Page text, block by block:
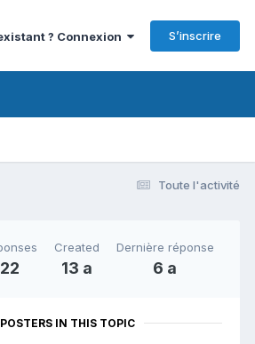
? Connexion S’inscrire
Toute l'activité
22
Created
13 a
Dernière réponse
6 a
IN THIS TOPIC